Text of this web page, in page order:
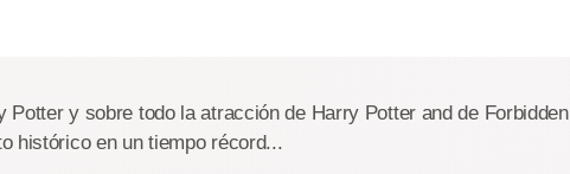
Potter y sobre todo la atracción de Harry Potter and de Forbidden
histórico en un tiempo récord...